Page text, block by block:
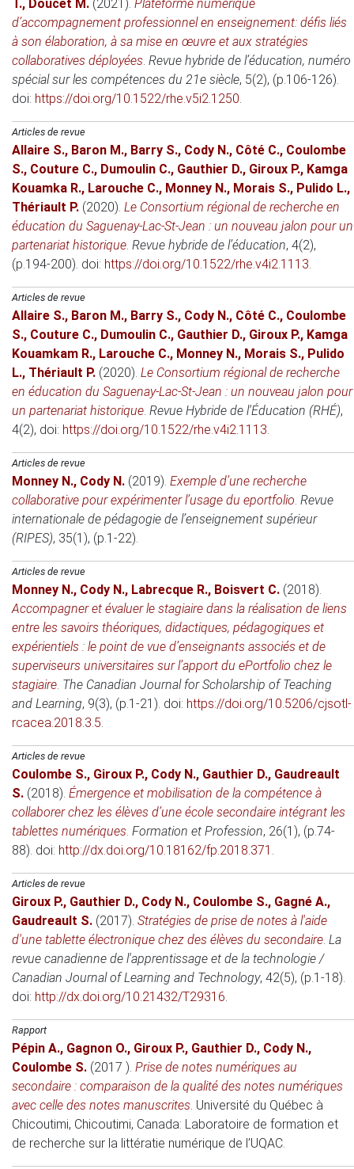
T., Doucet M. (2021). Plateforme numérique
d’accompagnement professionnel en enseignement: défis liés
à son élaboration, à sa mise en œuvre et aux stratégies
collaboratives déployées. Revue hybride de l’éducation, numéro
spécial sur les compétences du 21e siècle, 5(2), (p.106-126).
doi: https://doi.org/10.1522/rhe.v5i2.1250.
Articles de revue
Allaire S., Baron M., Barry S., Cody N., Côté C., Coulombe
S., Couture C., Dumoulin C., Gauthier D., Giroux P., Kamga
Kouamka R., Larouche C., Monney N., Morais S., Pulido L.,
Thériault P. (2020). Le Consortium régional de recherche en
éducation du Saguenay-Lac-St-Jean : un nouveau jalon pour un
partenariat historique. Revue hybride de l’éducation, 4(2),
(p.194-200). doi: https://doi.org/10.1522/rhe.v4i2.1113.
Articles de revue
Allaire S., Baron M., Barry S., Cody N., Côté C., Coulombe
S., Couture C., Dumoulin C., Gauthier D., Giroux P., Kamga
Kouamkam R., Larouche C., Monney N., Morais S., Pulido
L., Thériault P. (2020). Le Consortium régional de recherche
en éducation du Saguenay-Lac-St-Jean : un nouveau jalon pour
un partenariat historique. Revue Hybride de l'Éducation (RHÉ),
4(2), doi: https://doi.org/10.1522/rhe.v4i2.1113.
Articles de revue
Monney N., Cody N. (2019). Exemple d’une recherche
collaborative pour expérimenter l’usage du eportfolio. Revue
internationale de pédagogie de l’enseignement supérieur
(RIPES), 35(1), (p.1-22).
Articles de revue
Monney N., Cody N., Labrecque R., Boisvert C. (2018).
Accompagner et évaluer le stagiaire dans la réalisation de liens
entre les savoirs théoriques, didactiques, pédagogiques et
expérientiels : le point de vue d’enseignants associés et de
superviseurs universitaires sur l’apport du ePortfolio chez le
stagiaire. The Canadian Journal for Scholarship of Teaching
and Learning, 9(3), (p.1-21). doi: https://doi.org/10.5206/cjsotl-
rcacea.2018.3.5.
Articles de revue
Coulombe S., Giroux P., Cody N., Gauthier D., Gaudreault
S. (2018). Émergence et mobilisation de la compétence à
collaborer chez les élèves d’une école secondaire intégrant les
tablettes numériques. Formation et Profession, 26(1), (p.74-
88). doi: http://dx.doi.org/10.18162/fp.2018.371 .
Articles de revue
Giroux P., Gauthier D., Cody N., Coulombe S., Gagné A.,
Gaudreault S. (2017). Stratégies de prise de notes à l'aide
d'une tablette électronique chez des élèves du secondaire. La
revue canadienne de l'apprentissage et de la technologie /
Canadian Journal of Learning and Technology, 42(5), (p.1-18).
doi: http://dx.doi.org/10.21432/T29316.
Rapport
Pépin A., Gagnon O., Giroux P., Gauthier D., Cody N.,
Coulombe S. (2017 ). Prise de notes numériques au
secondaire : comparaison de la qualité des notes numériques
avec celle des notes manuscrites. Université du Québec à
Chicoutimi, Chicoutimi, Canada: Laboratoire de formation et
de recherche sur la littératie numérique de l’UQAC.